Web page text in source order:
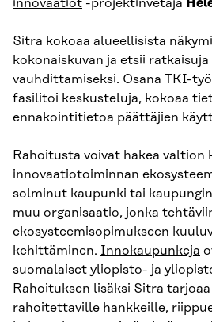
innovaatiot -projektinvetäjä
Sitra kokoaa alueellisista
kokonaiskuvan ja etsii
vauhdittamiseksi. Osana TKI-
fasilitoi keskusteluja, kokoaa
ennakointitietoa päättäjien
Rahoitusta voivat hakea valtion
innovaatiotoiminnan
solminut kaupunki tai
muu organisaatio, jonka
ekosysteemisopimukseen
kehittäminen. Innokaupunkeja
suomalaiset yliopisto- ja
Rahoituksen lisäksi Sitra
rahoitettaville hankkeille,